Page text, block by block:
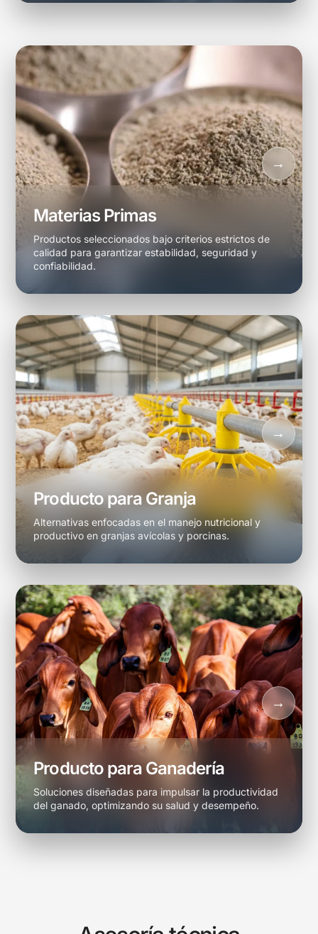
Materias Primas
Productos seleccionados bajo criterios estrictos de
calidad para garantizar estabilidad, seguridad y
confiabilidad.
Producto para Granja
Alternativas enfocadas en el manejo nutricional y
productivo en granjas avícolas y porcinas.
Producto para Ganadería
Soluciones diseñadas para impulsar la productividad
del ganado, optimizando su salud y desempeño.